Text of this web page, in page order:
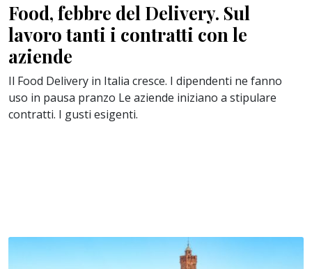
Food, febbre del Delivery. Sul
lavoro tanti i contratti con le
aziende
Il Food Delivery in Italia cresce. I dipendenti ne fanno
uso in pausa pranzo Le aziende iniziano a stipulare
contratti. I gusti esigenti.